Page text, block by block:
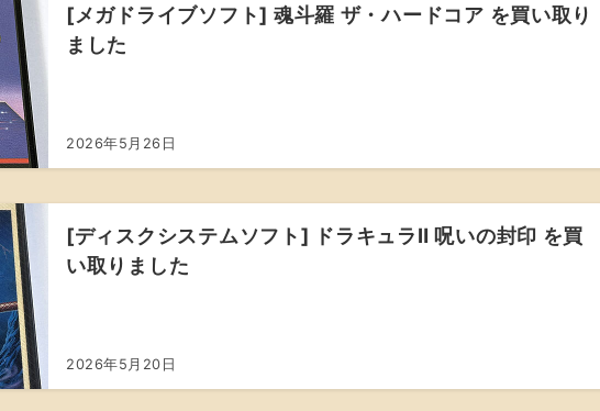
[メガドライブソフト] 魂斗羅 ザ・ハードコア を買い取り
ました
2026年5月26日
[ディスクシステムソフト] ドラキュラⅡ 呪いの封印 を買
い取りました
2026年5月20日